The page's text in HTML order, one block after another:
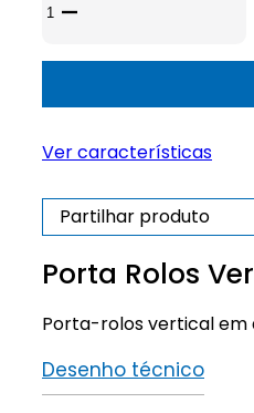
de
Vertical
Ver características
Partilhar produto
Porta Rolos
Porta-rolos vertical em
Desenho técnico